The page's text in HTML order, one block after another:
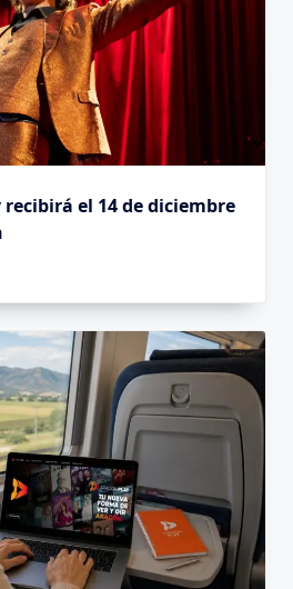
el 14 de diciembre